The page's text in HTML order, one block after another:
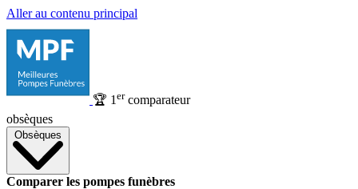
Aller au contenu principal
🏆 1 ercomparateur
obsèques
Obsèques
Comparer les pompes funèbres